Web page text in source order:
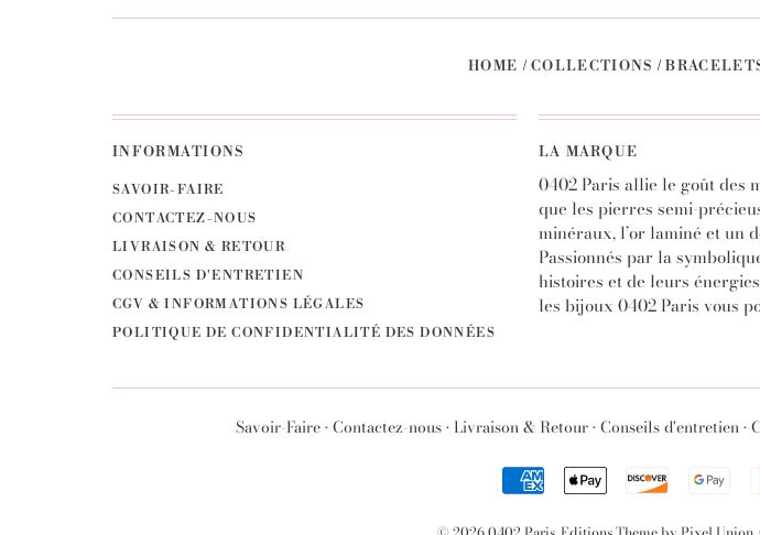
HOME / COLLECTIONS /
INFORMATIONS
SAVOIR-FAIRE
CONTACTEZ-NOUS
LIVRAISON & RETOUR
CONSEILS D'ENTRETIEN
CGV & INFORMATIONS LÉGALES
POLITIQUE DE CONFIDENTIALITÉ DES DONNÉES
LA MARQUE
0402 Paris allie le goût des
que les pierres semi-
minéraux, l’or laminé et un
Passionnés par la
histoires et de leurs
les bijoux 0402 Paris vous
Savoir-Faire•Contactez-nous•Livraison & Retour•Conseils d'entretien•